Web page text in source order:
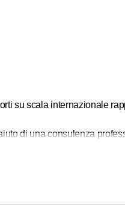
su scala internazionale
di una consulenza